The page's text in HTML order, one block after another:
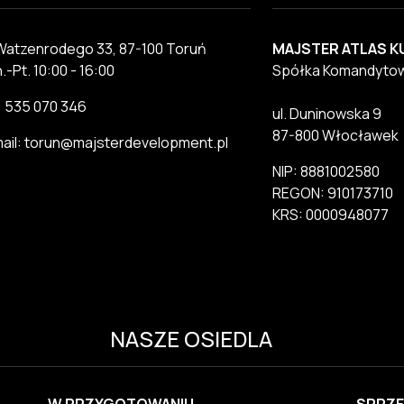
33, 87-100 Toruń
Pt. 10:00 - 16:00
535 070 346
torun@majsterdevelopment.pl
MAJSTER ATLAS
Spółka
ul. Duninowska 9
87-800 Włocławek
NIP: 8881002580
REGON: 910173710
KRS: 0000948077
NASZE OSIEDLA